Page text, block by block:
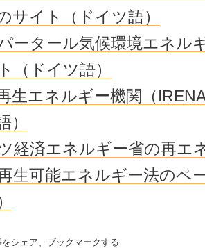
サイト（ドイツ語）
ータール気候環境エネル
（ドイツ語）
生エネルギー機関（
）
経済エネルギー省の再エ
生可能エネルギー法のペ
をシェア、ブックマークする